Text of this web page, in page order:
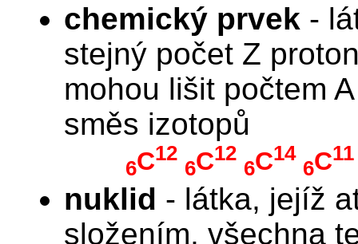
chemický prvek -
stejný počet Z
mohou lišit počtem
směs izotopů
6C12
6C12
6C14
6C11
nuklid - látka, jejíž
složením, všechna